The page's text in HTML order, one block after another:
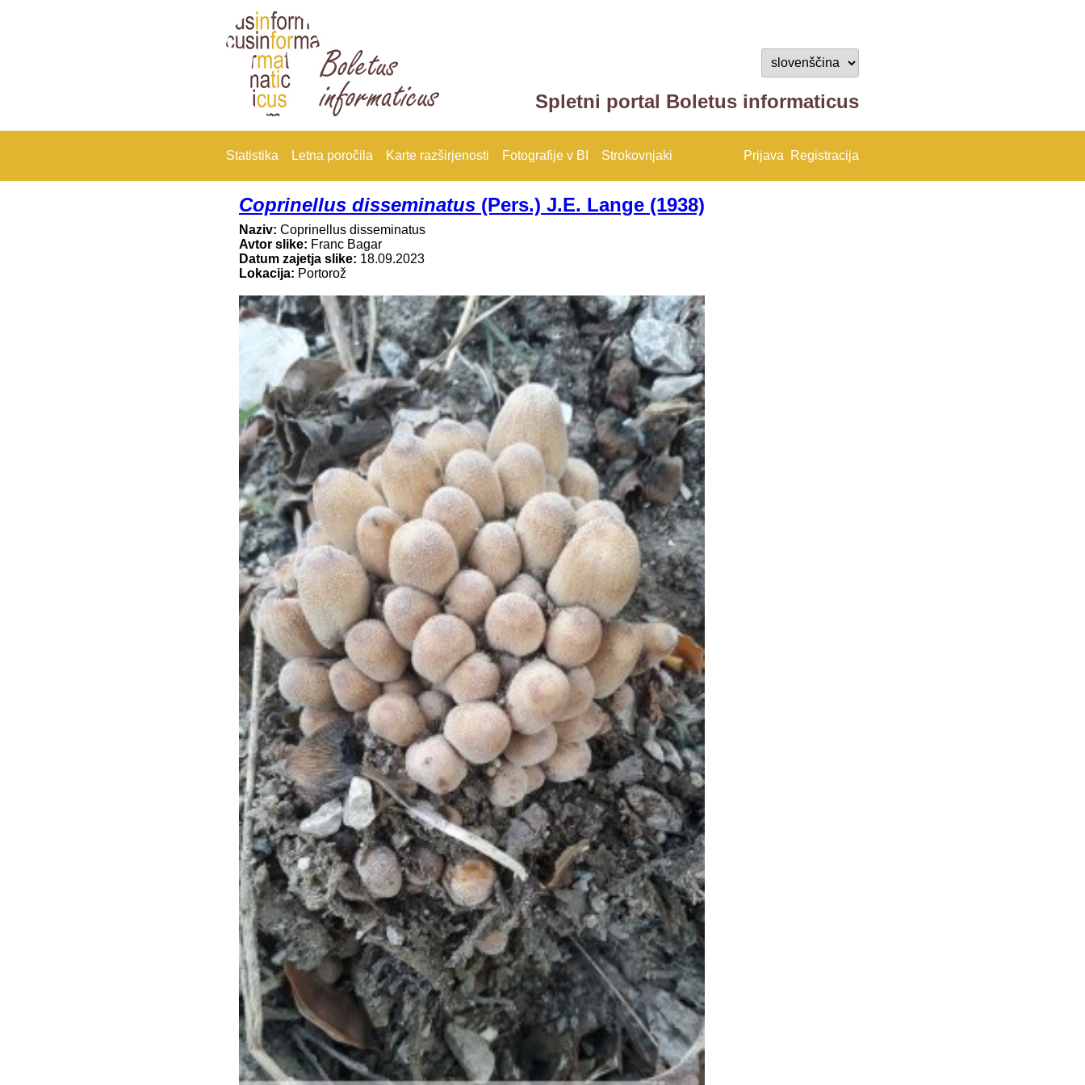
Spletni portal Boletus informaticus
Statistika Letna poročila Karte razširjenosti Fotografije v BI Strokovnjaki Prijava Registracija
Coprinellus disseminatus (Pers.) J.E. Lange (1938)
Naziv: Coprinellus disseminatus
Avtor slike: Franc Bagar
Datum zajetja slike: 18.09.2023
Lokacija: Portorož